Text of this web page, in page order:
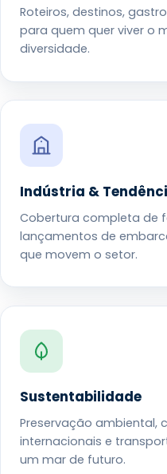
Roteiros, destinos,
para quem quer viver o
diversidade.
Indústria &
Cobertura completa de
lançamentos de
que movem o setor.
Sustentabilidade
Preservação ambiental,
internacionais e
um mar de futuro.